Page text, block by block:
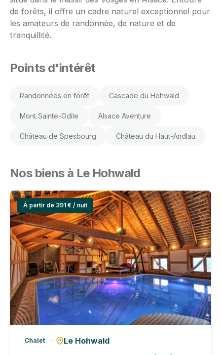
de forêts, il offre un cadre naturel exceptionnel pour
les amateurs de randonnée, de nature et de
tranquillité.
Points d'intérêt
Randonnées en forêt Cascade du Hohwald
Mont Sainte-Odile Alsace Aventure
Château de Spesbourg Château du Haut-Andlau
Nos biens à Le Hohwald
À partir de 391 € / nuit
Chalet · Le Hohwald